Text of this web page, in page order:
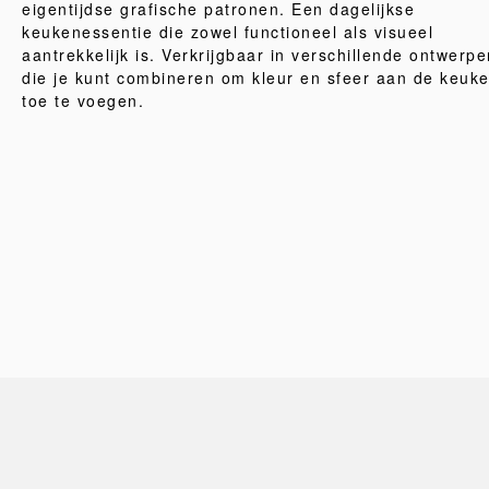
eigentijdse grafische patronen. Een dagelijkse
keukenessentie die zowel functioneel als visueel
aantrekkelijk is. Verkrijgbaar in verschillende
die je kunt combineren om kleur en sfeer aan de
toe te voegen.